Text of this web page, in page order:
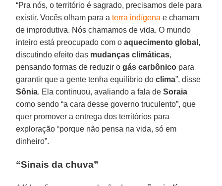
“Pra nós, o território é sagrado, precisamos dele para
existir. Vocês olham para aterra indígena e chamam
de improdutiva. Nós chamamos de vida. O mundo
inteiro está preocupado com oaquecimento global ,
discutindo efeito das mudanças climáticas,
pensando formas de reduzir ogás carbônico para
garantir que a gente tenha equilíbrio doclima”, disse
Sônia. Ela continuou, avaliando a fala deSoraia
como sendo “a cara desse governo truculento”, que
quer promover a entrega dos territórios para
exploração “porque não pensa na vida, só em
dinheiro”.
“Sinais da chuva”